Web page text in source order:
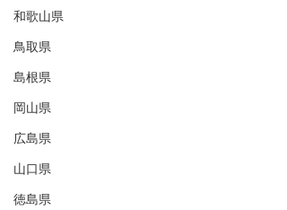
和歌山県
鳥取県
島根県
岡山県
広島県
山口県
徳島県